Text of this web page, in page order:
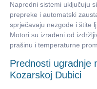
Napredni sistemi uključuju
prepreke i automatski
sprječavaju nezgode i štite
Motori su izrađeni od
prašinu i temperaturne
Prednosti ugradnje
Kozarskoj Dubici